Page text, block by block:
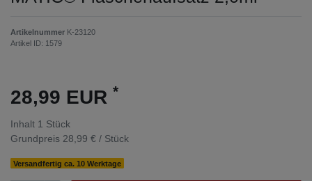
Artikelnummer K-23120
Artikel ID: 1579
28,99 EUR *
Inhalt 1 Stück
Grundpreis 28,99 € / Stück
Versandfertig ca. 10 Werktage